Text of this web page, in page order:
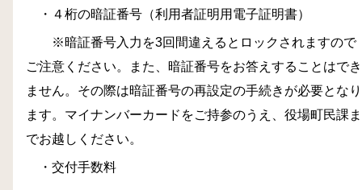
・４桁の暗証番号（利用者証明用電子証明書）
※暗証番号入力を3回間違えるとロックされますので
ご注意ください。また、暗証番号をお答えすることはでき
ません。その際は暗証番号の再設定の手続きが必要となり
ます。マイナンバーカードをご持参のうえ、役場町民課ま
でお越しください。
・交付手数料